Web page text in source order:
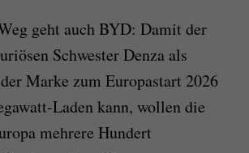
geht auch BYD: Damit der
Schwester Denza als
Marke zum Europastart 2026
Laden kann, wollen die
mehrere Hundert